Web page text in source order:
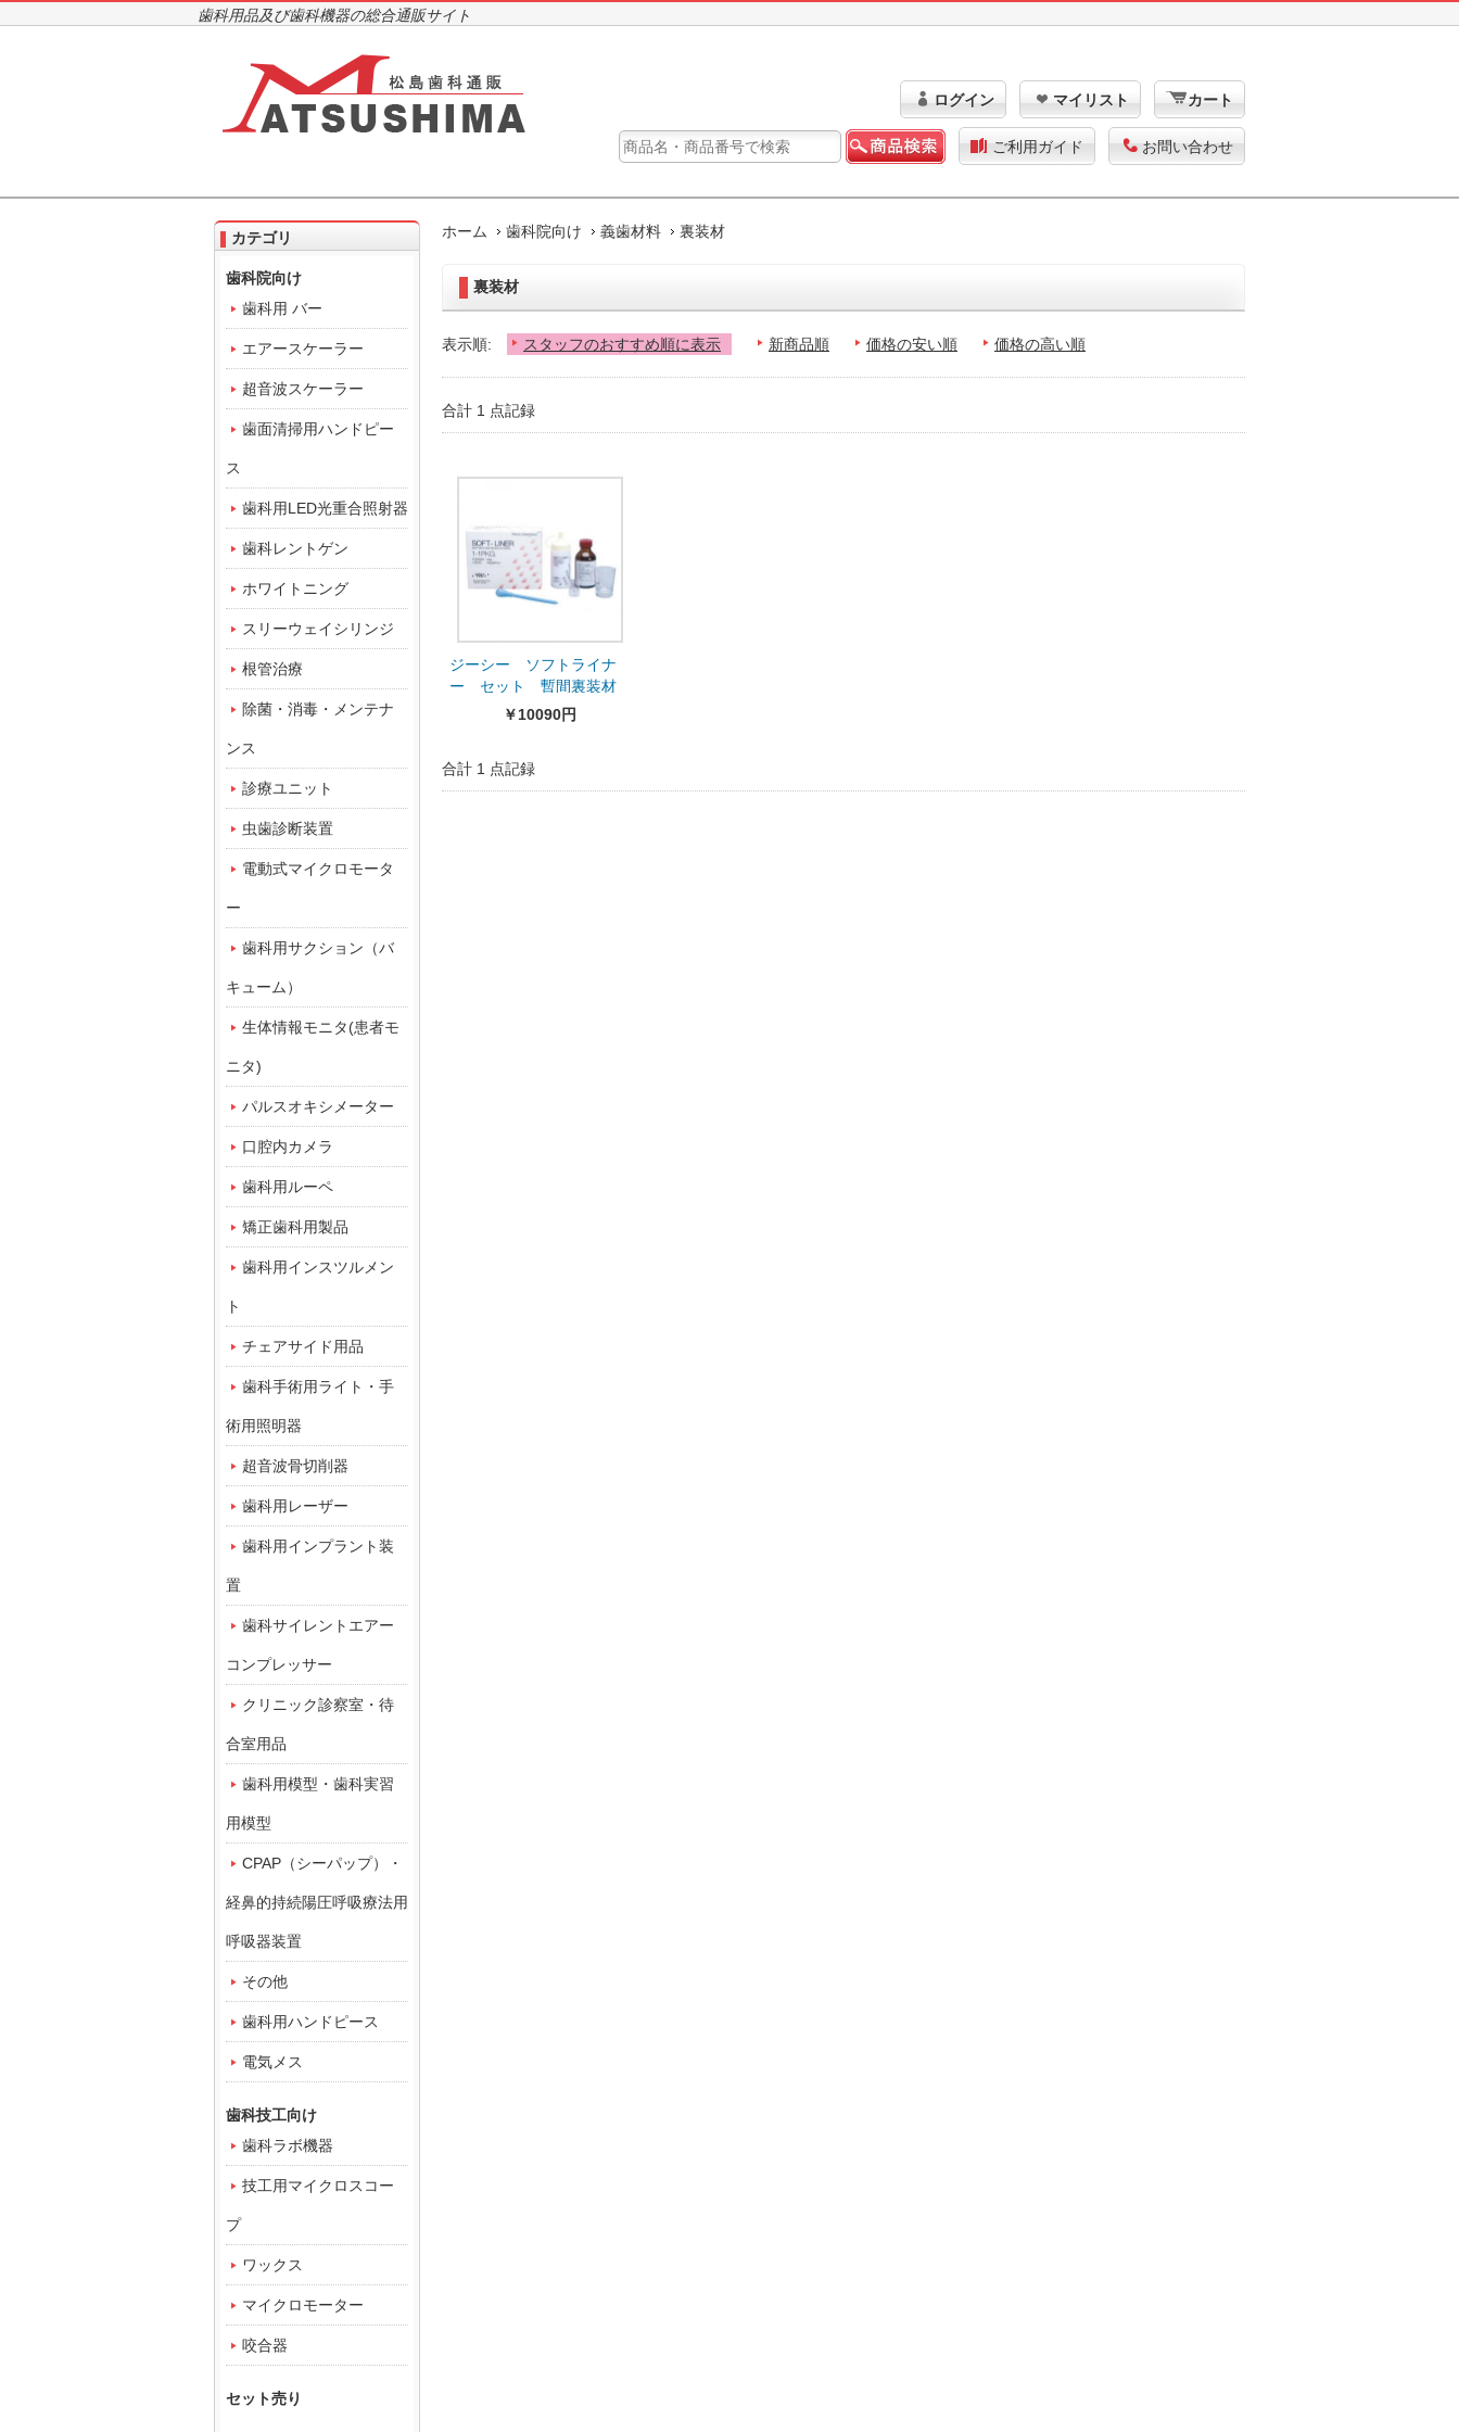
歯科用品及び歯科機器の総合通販サイト
ログイン マイリスト カート
ご利用ガイド お問い合わせ
ホーム 歯科院向け 義歯材料 裏装材
裏装材
表示順: スタッフのおすすめ順に表示 新商品順 価格の安い順 価格の高い順
合計 1 点記録
ジーシー ソフトライナ
ー セット 暫間裏装材
（ティッシュコンディシ
￥10090円
合計 1 点記録
カテゴリ
歯科院向け
歯科用 バー
エアースケーラー
超音波スケーラー
歯面清掃用ハンドピー
ス
歯科用LED光重合照射器
歯科レントゲン
ホワイトニング
スリーウェイシリンジ
根管治療
除菌・消毒・メンテナ
ンス
診療ユニット
虫歯診断装置
電動式マイクロモータ
ー
歯科用サクション（バ
キューム）
生体情報モニタ(患者モ
ニタ)
パルスオキシメーター
口腔内カメラ
歯科用ルーペ
矯正歯科用製品
歯科用インスツルメン
ト
チェアサイド用品
歯科手術用ライト・手
術用照明器
超音波骨切削器
歯科用レーザー
歯科用インプラント装
置
歯科サイレントエアー
コンプレッサー
クリニック診察室・待
合室用品
歯科用模型・歯科実習
用模型
CPAP（シーパップ）・
経鼻的持続陽圧呼吸療法用
呼吸器装置
その他
歯科用ハンドピース
電気メス
歯科技工向け
歯科ラボ機器
技工用マイクロスコー
プ
ワックス
マイクロモーター
咬合器
セット売り